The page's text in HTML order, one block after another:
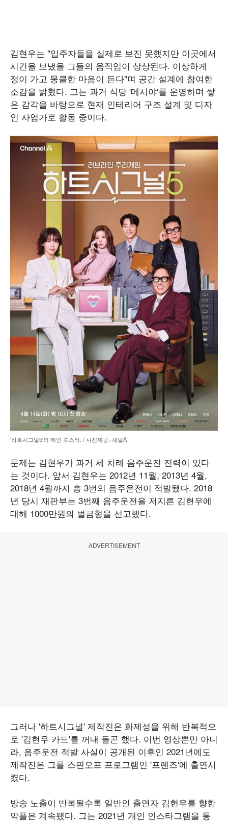
김현우는 "입주자들을 실제로 보진 못했지만 이곳에서
시간을 보냈을 그들의 움직임이 상상된다. 이상하게
정이 가고 뭉클한 마음이 든다"며 공간 설계에 참여한
소감을 밝혔다. 그는 과거 식당 '메시야'를 운영하며 쌓
은 감각을 바탕으로 현재 인테리어 구조 설계 및 디자
인 사업가로 활동 중이다.
'하트시그널5'의 메인 포스터. / 사진제공=채널A
문제는 김현우가 과거 세 차례 음주운전 전력이 있다
는 것이다. 앞서 김현우는 2012년 11월, 2013년 4월,
2018년 4월까지 총 3번의 음주운전이 적발됐다. 2018
년 당시 재판부는 3번째 음주운전을 저지른 김현우에
대해 1000만원의 벌금형을 선고했다.
ADVERTISEMENT
그러나 '하트시그널' 제작진은 화제성을 위해 반복적으
로 '김현우 카드'를 꺼내 들곤 했다. 이번 영상뿐만 아니
라, 음주운전 적발 사실이 공개된 이후인 2021년에도
제작진은 그를 스핀오프 프로그램인 '프렌즈'에 출연시
켰다.
방송 노출이 반복될수록 일반인 출연자 김현우를 향한
악플은 계속됐다. 그는 2021년 개인 인스타그램을 통